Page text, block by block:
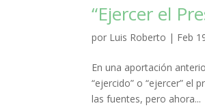
“Ejercer el
por Luis Roberto | Feb
En una aportación
“ejercido” o “ejercer” el
las fuentes, pero ahora...